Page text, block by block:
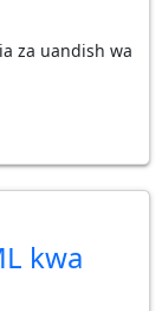
za uandish wa
kwa